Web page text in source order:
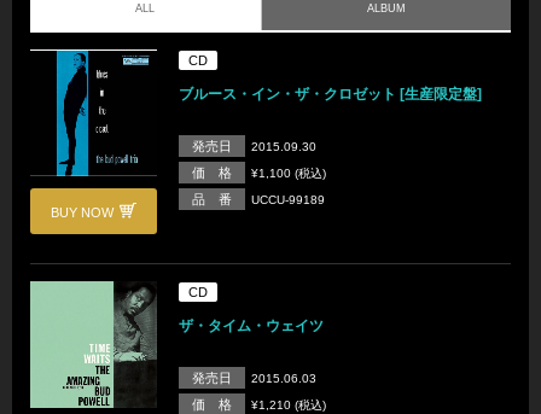
ALL ALBUM
BUY NOW
CD
ブルース・イン・ザ・クロゼット [生産限定盤]
発売日 2015.09.30
価 格 ¥1,100 (税込)
品 番 UCCU-99189
CD
ザ・タイム・ウェイツ
発売日 2015.06.03
価 格 ¥1,210 (税込)